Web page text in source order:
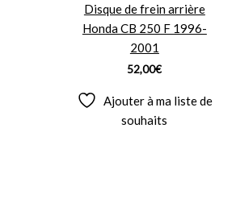
Disque de frein arrière
Honda CB 250 F 1996-
2001
52,00€
Ajouter à ma liste de
souhaits